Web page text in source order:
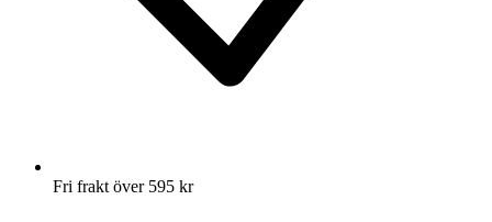
Fri frakt över 595 kr